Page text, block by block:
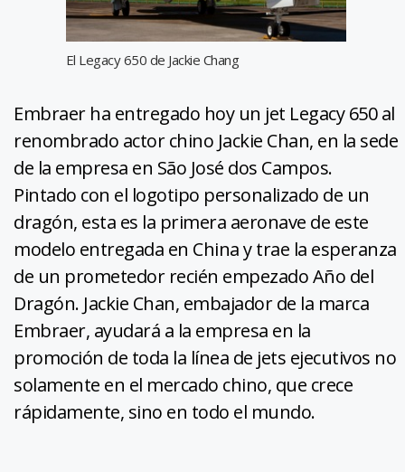
El Legacy 650 de Jackie Chang
Embraer ha entregado hoy un jet Legacy 650 al
renombrado actor chino Jackie Chan, en la sede
de la empresa en São José dos Campos.
Pintado con el logotipo personalizado de un
dragón, esta es la primera aeronave de este
modelo entregada en China y trae la esperanza
de un prometedor recién empezado Año del
Dragón. Jackie Chan, embajador de la marca
Embraer, ayudará a la empresa en la
promoción de toda la línea de jets ejecutivos no
solamente en el mercado chino, que crece
rápidamente, sino en todo el mundo.